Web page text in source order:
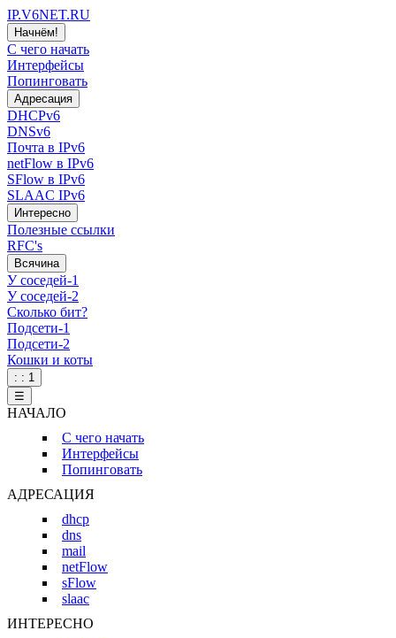
IP.V6NET.RU
Начнём!
С чего начать
Интерфейсы
Попинговать
Адресация
DHCPv6
DNSv6
Почта в IPv6
netFlow в IPv6
SFlow в IPv6
SLAAC IPv6
Интересно
Полезные ссылки
RFC's
Всячина
У соседей-1
У соседей-2
Сколько бит?
Подсети-1
Подсети-2
Кошки и коты
: : 1
☰
НАЧАЛО
С чего начать
Интерфейсы
Попинговать
АДРЕСАЦИЯ
dhcp
dns
mail
netFlow
sFlow
slaac
ИНТЕРЕСНО